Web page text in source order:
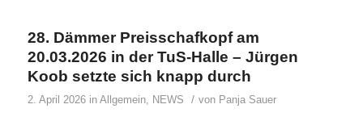
28. Dämmer Preisschafkopf am
20.03.2026 in der TuS-Halle – Jürgen
Koob setzte sich knapp durch
2. April 2026 in Allgemein, NEWS / von Panja Sauer